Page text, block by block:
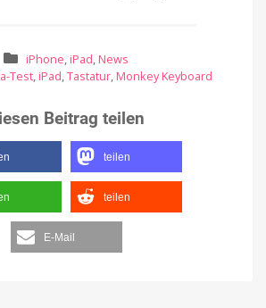
iPhone, iPad, News
Test, iPad,Tastatur, Monkey Keyboard
Beitrag teilen
teilen
teilen
E-Mail